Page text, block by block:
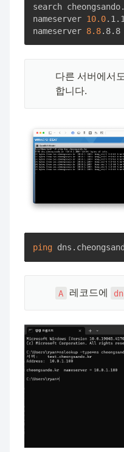
search
nameserver 10.0
nameserver 8.8.8.8
다른 서버에서도
합니다.
ping
A 레코드에